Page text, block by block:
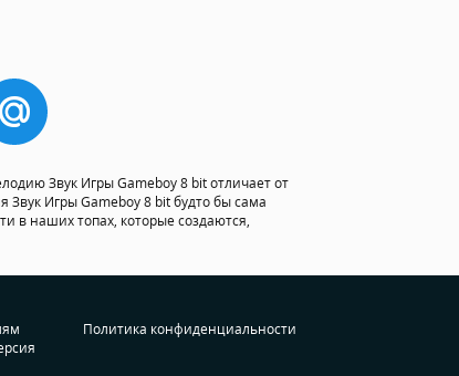
Звук Игры Gameboy 8 bit отличает от
Звук Игры Gameboy 8 bit будто бы сама
в наших топах, которые создаются,
Политика конфиденциальности